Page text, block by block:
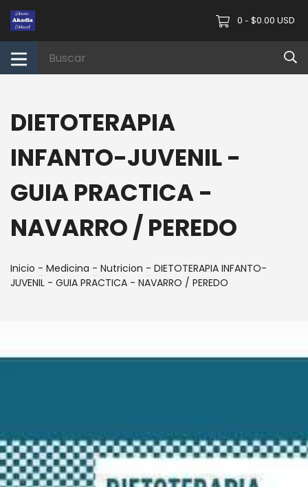
0 - $0.00 USD
DIETOTERAPIA
INFANTO-JUVENIL -
GUIA PRACTICA -
NAVARRO / PEREDO
Inicio - Medicina - Nutricion - DIETOTERAPIA INFANTO-
JUVENIL - GUIA PRACTICA - NAVARRO / PEREDO